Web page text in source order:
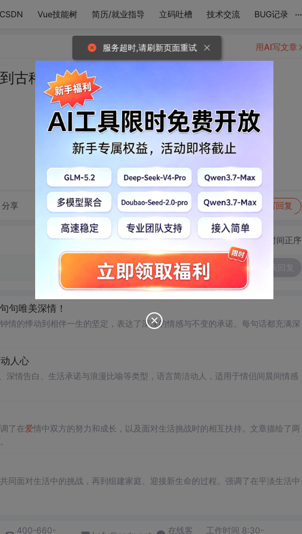
Vue技能树 简历/就业指导 立码吐槽 技术交流 BUG记录 ...
古稀。
分享 转发到动态 举报 写回复
用AI写文章
切换为时间正序
句唯美深情！
情的悸动到相伴一生的坚定，表达了深深的情感与不变的承诺。每句话都充满深
人心
情告白、生活承诺与浪漫比喻等类型，语言简洁动人，适用于情侣间晨间情感
了在爱情中双方的努力和成长，以及面对生活挑战时的相互扶持。文章描绘了两
同面对生活中的挑战，再到组建家庭、迎接新生命的过程。强调了在平淡生活中
400-660- 在线客 工作时间 8:30-
服务超时,请刷新页面重试